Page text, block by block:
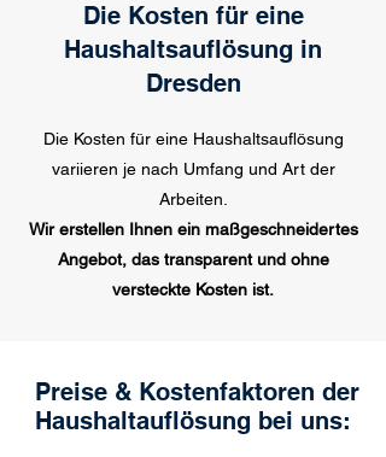
Die Kosten für eine
Haushaltsauflösung in
Dresden
Die Kosten für eine Haushaltsauflösung
variieren je nach Umfang und Art der
Arbeiten.
Wir erstellen Ihnen ein maßgeschneidertes
Angebot, das transparent und ohne
versteckte Kosten ist.
Preise & Kostenfaktoren der
Haushaltauflösung bei uns: